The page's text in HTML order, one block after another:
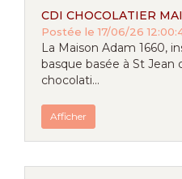
CDI CHOCOLATIER
Postée le 17/06/26
La Maison Adam 1660,
basque basée à St Jean
chocolati...
Afficher